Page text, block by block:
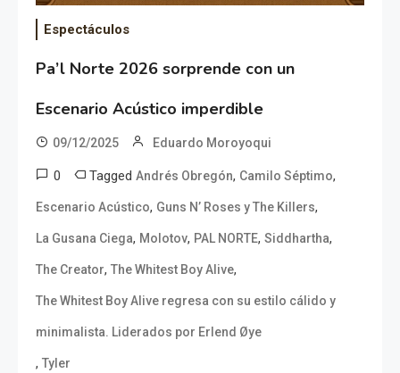
Espectáculos
Pa’l Norte 2026 sorprende con un
Escenario Acústico imperdible
09/12/2025 Eduardo Moroyoqui
0 Tagged Andrés Obregón, Camilo Séptimo,
Escenario Acústico, Guns N’ Roses y The Killers,
La Gusana Ciega, Molotov, PAL NORTE, Siddhartha,
The Creator, The Whitest Boy Alive,
The Whitest Boy Alive regresa con su estilo cálido y
minimalista. Liderados por Erlend Øye
, Tyler